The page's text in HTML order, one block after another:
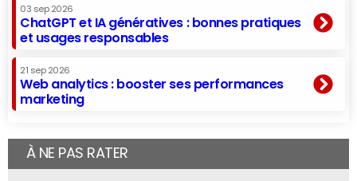
03 sep 2026
ChatGPT et IA génératives : bonnes pratiques
et usages responsables
21 sep 2026
Web analytics : booster ses performances
marketing
À NE PAS RATER